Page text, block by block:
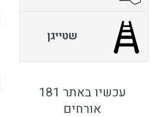
שטייגן
עכשיו באתר 181
אורחים